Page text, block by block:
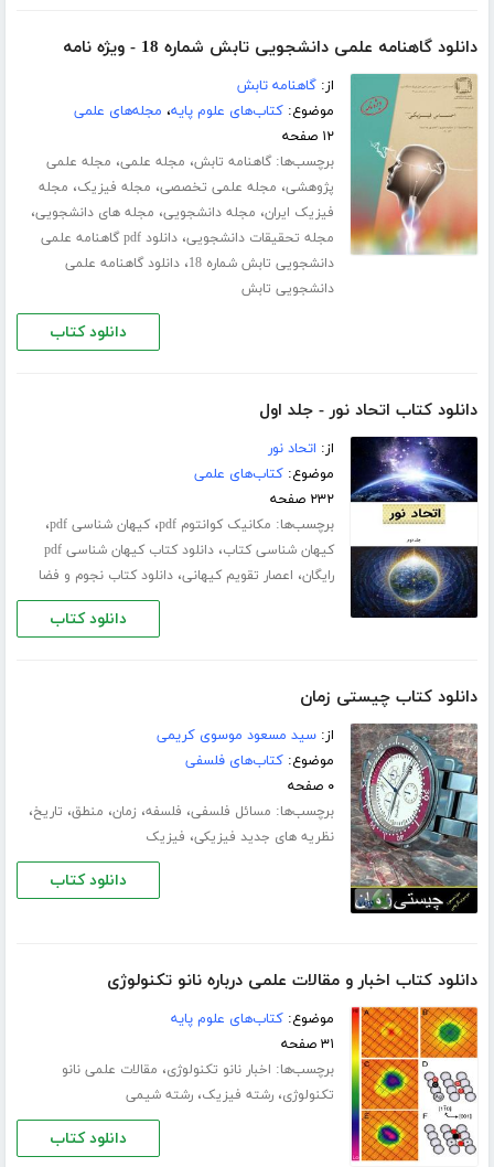
دانلود گاهنامه علمی دانشجویی تابش شماره 18 - ویژه نامه
از:گاهنامه تابش
موضوع:کتاب‌های علوم پایه، مجله‌های علمی
۱۲ صفحه
برچسب‌ها:گاهنامه تابش، مجله علمی، مجله علمی
پژوهشی، مجله علمی تخصصی، مجله فیزیک، مجله
فیزیک ایران، مجله دانشجویی، مجله های دانشجویی،
مجله تحقیقات دانشجویی،
دانلود pdf گاهنامه علمی
دانشجویی تابش شماره 18
،دانلود گاهنامه علمی
دانشجویی تابش
دانلود کتاب
دانلود کتاب اتحاد نور - جلد اول
از: اتحاد نور
موضوع:کتاب‌های علمی
۲۳۲ صفحه
برچسب‌ها: مکانیک کوانتوم pdf ،کیهان شناسی pdf ،
کیهان شناسی کتاب،
دانلود کتاب کیهان شناسی pdf
رایگان، اعصار تقویم کیهانی،دانلود کتاب نجوم و فضا
دانلود کتاب
دانلود کتاب چیستى زمان
از:سید مسعود موسوى کریمى
موضوع:کتاب‌های فلسفی
۰ صفحه
برچسب‌ها: مسائل فلسفى، فلسفه، زمان، منطق، تاریخ،
نظریه هاى جدید فیزیکی، فیزیک
دانلود کتاب
دانلود کتاب اخبار و مقالات علمی درباره نانو تکنولوژی
موضوع:کتاب‌های علوم پایه
۳۱ صفحه
برچسب‌ها: اخبار نانو تکنولوژی، مقالات علمی نانو
تکنولوژی،رشته فیزیک،رشته شیمی
دانلود کتاب